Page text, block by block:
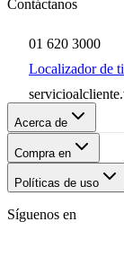
Contáctanos
01 620 3000
Localizador de
Acerca de
Compra en
Políticas de uso
Síguenos en